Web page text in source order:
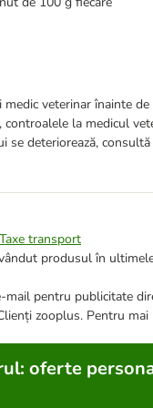
veterinar înainte
la medicul
se deteriorează,
Taxe transport
produsul în
pentru publicitate
zooplus. Pentru
oferte